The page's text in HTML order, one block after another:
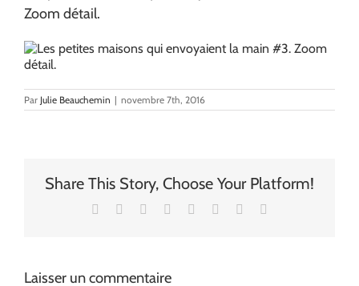
Zoom détail.
Par Julie Beauchemin | novembre 7th, 2016
Share This Story, Choose Your Platform!
Facebook Reddit LinkedIn
TumblrPinterest
Laisser un commentaire